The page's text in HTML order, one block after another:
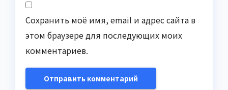
Сохранить моё имя, email и адрес сайта в
этом браузере для последующих моих
комментариев.